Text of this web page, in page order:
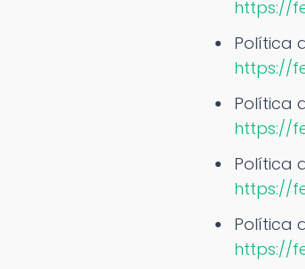
https://
Política
https://
Política
https://
Política
https://
Política
https://